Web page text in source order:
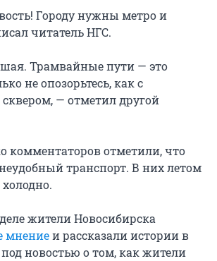
Городу нужны метро и
читатель НГС.
Трамвайные пути — это
не опозорьтесь, как с
— отметил другой
комментаторов отметили, что
транспорт. В них летом
жители Новосибирска
мнениеи рассказали истории в
новостью о том, как жители